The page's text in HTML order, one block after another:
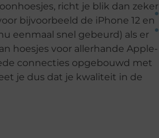
richt je blik dan zeker
bijvoorbeeld de iPhone 12 en
eenmaal snel gebeurd) als er
hoesjes voor allerhande Apple-
connecties opgebouwd met
je dus dat je kwaliteit in de